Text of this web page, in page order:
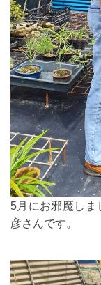
5月にお邪魔しま
彦さんです。